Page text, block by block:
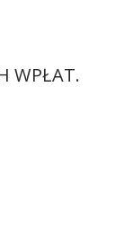
WPŁAT.